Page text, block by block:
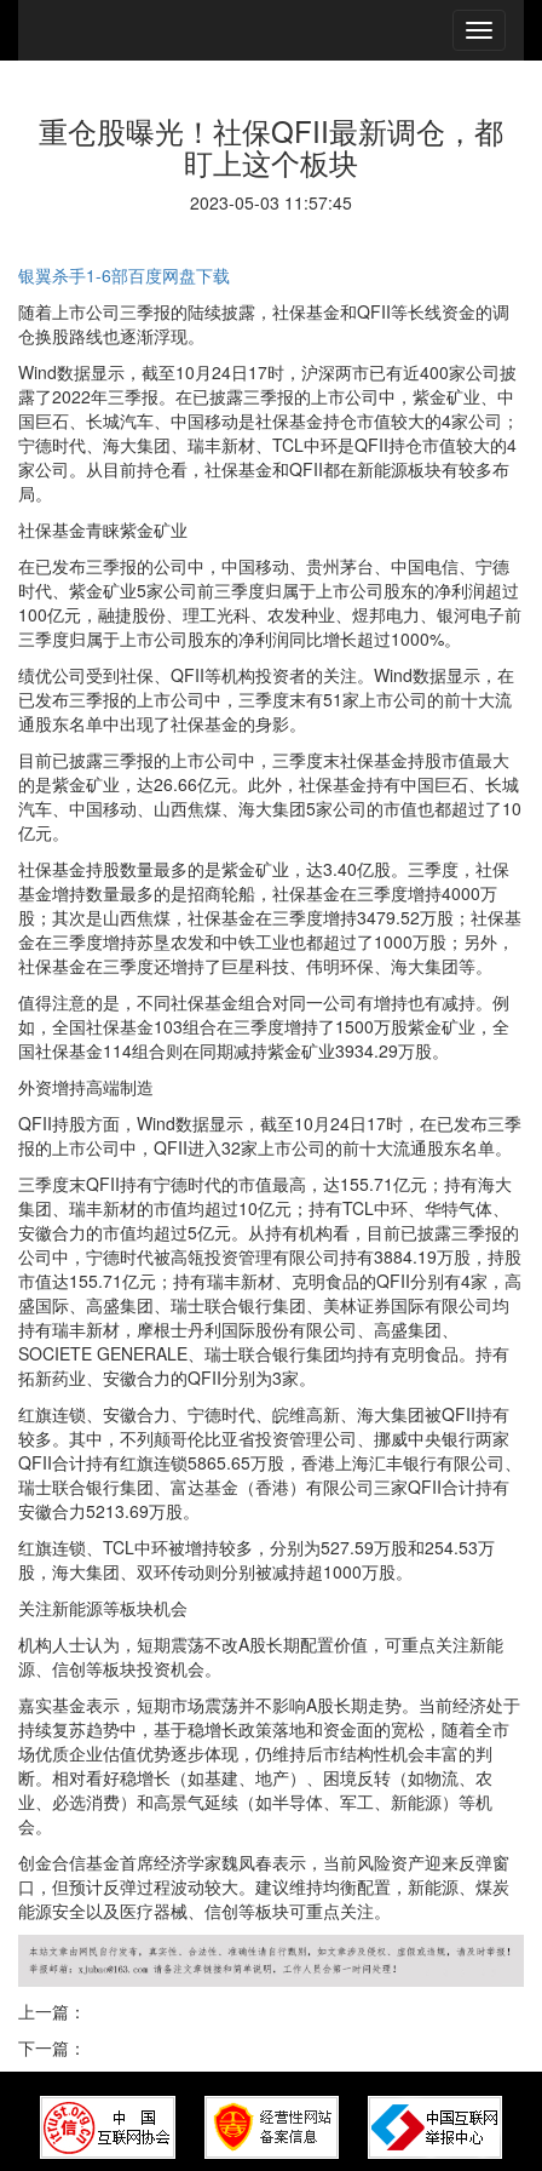
重仓股曝光！社保QFII最新调仓，都
盯上这个板块
2023-05-03 11:57:45
银翼杀手1-6部百度网盘下载
随着上市公司三季报的陆续披露，社保基金和QFII等长线资金的调
仓换股路线也逐渐浮现。
Wind数据显示，截至10月24日17时，沪深两市已有近400家公司披
露了2022年三季报。在已披露三季报的上市公司中，紫金矿业、中
国巨石、长城汽车、中国移动是社保基金持仓市值较大的4家公司；
宁德时代、海大集团、瑞丰新材、TCL中环是QFII持仓市值较大的4
家公司。从目前持仓看，社保基金和QFII都在新能源板块有较多布
局。
社保基金青睐紫金矿业
在已发布三季报的公司中，中国移动、贵州茅台、中国电信、宁德
时代、紫金矿业5家公司前三季度归属于上市公司股东的净利润超过
100亿元，融捷股份、理工光科、农发种业、煜邦电力、银河电子前
三季度归属于上市公司股东的净利润同比增长超过1000%。
绩优公司受到社保、QFII等机构投资者的关注。Wind数据显示，在
已发布三季报的上市公司中，三季度末有51家上市公司的前十大流
通股东名单中出现了社保基金的身影。
目前已披露三季报的上市公司中，三季度末社保基金持股市值最大
的是紫金矿业，达26.66亿元。此外，社保基金持有中国巨石、长城
汽车、中国移动、山西焦煤、海大集团5家公司的市值也都超过了10
亿元。
社保基金持股数量最多的是紫金矿业，达3.40亿股。三季度，社保
基金增持数量最多的是招商轮船，社保基金在三季度增持4000万
股；其次是山西焦煤，社保基金在三季度增持3479.52万股；社保基
金在三季度增持苏垦农发和中铁工业也都超过了1000万股；另外，
社保基金在三季度还增持了巨星科技、伟明环保、海大集团等。
值得注意的是，不同社保基金组合对同一公司有增持也有减持。例
如，全国社保基金103组合在三季度增持了1500万股紫金矿业，全
国社保基金114组合则在同期减持紫金矿业3934.29万股。
外资增持高端制造
QFII持股方面，Wind数据显示，截至10月24日17时，在已发布三季
报的上市公司中，QFII进入32家上市公司的前十大流通股东名单。
三季度末QFII持有宁德时代的市值最高，达155.71亿元；持有海大
集团、瑞丰新材的市值均超过10亿元；持有TCL中环、华特气体、
安徽合力的市值均超过5亿元。从持有机构看，目前已披露三季报的
公司中，宁德时代被高瓴投资管理有限公司持有3884.19万股，持股
市值达155.71亿元；持有瑞丰新材、克明食品的QFII分别有4家，高
盛国际、高盛集团、瑞士联合银行集团、美林证券国际有限公司均
持有瑞丰新材，摩根士丹利国际股份有限公司、高盛集团、
SOCIETE GENERALE、瑞士联合银行集团均持有克明食品。持有
拓新药业、安徽合力的QFII分别为3家。
红旗连锁、安徽合力、宁德时代、皖维高新、海大集团被QFII持有
较多。其中，不列颠哥伦比亚省投资管理公司、挪威中央银行两家
QFII合计持有红旗连锁5865.65万股，香港上海汇丰银行有限公司、
瑞士联合银行集团、富达基金（香港）有限公司三家QFII合计持有
安徽合力5213.69万股。
红旗连锁、TCL中环被增持较多，分别为527.59万股和254.53万
股，海大集团、双环传动则分别被减持超1000万股。
关注新能源等板块机会
机构人士认为，短期震荡不改A股长期配置价值，可重点关注新能
源、信创等板块投资机会。
嘉实基金表示，短期市场震荡并不影响A股长期走势。当前经济处于
持续复苏趋势中，基于稳增长政策落地和资金面的宽松，随着全市
场优质企业估值优势逐步体现，仍维持后市结构性机会丰富的判
断。相对看好稳增长（如基建、地产）、困境反转（如物流、农
业、必选消费）和高景气延续（如半导体、军工、新能源）等机
会。
创金合信基金首席经济学家魏凤春表示，当前风险资产迎来反弹窗
口，但预计反弹过程波动较大。建议维持均衡配置，新能源、煤炭
能源安全以及医疗器械、信创等板块可重点关注。
上一篇：
下一篇：